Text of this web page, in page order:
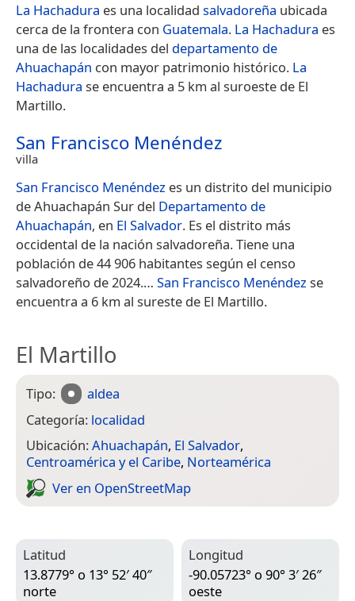
La Hachadura es una localidad salvadoreña ubicada
cerca de la frontera con Guatemala. La Hachadura es
una de las localidades del departamento de
Ahuachapán con mayor patrimonio histórico. La
Hachadura se encuentra a 5 km al suroeste de El
Martillo.
San Francisco Menéndez
villa
San Francisco Menéndez es un distrito del municipio
de Ahuachapán Sur del Departamento de
Ahuachapán, en El Salvador. Es el distrito más
occidental de la nación salvadoreña. Tiene una
población de 44 906 habitantes según el censo
salvadoreño de 2024.​… San Francisco Menéndezse
encuentra a 6 km al sureste de El Martillo.
El Martillo
Tipo:
aldea
Categoría: localidad
Ubicación:Ahuachapán, El Salvador,
Centroamérica y el Caribe, Norteamérica
Ver en Open­Street­Map
Latitud
13.8779° o 13° 52′ 40″
norte
Longitud
-90.05723° o 90° 3′ 26″
oeste